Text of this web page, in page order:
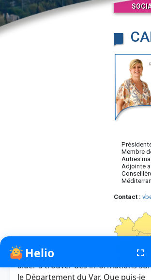
Membre
Autres
Adjointe
Contact :
Helio fenêtre de fullscreen
Bonjour, je suis Helio. Je peux vous
aider à trouver des informations sur
le Département du Var. Que puis-je